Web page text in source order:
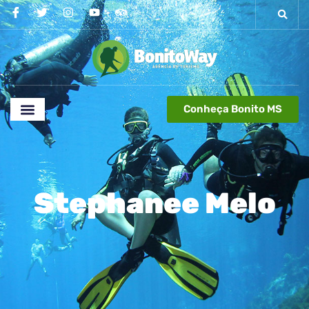
Conheça Bonito MS
Stephanee Melo